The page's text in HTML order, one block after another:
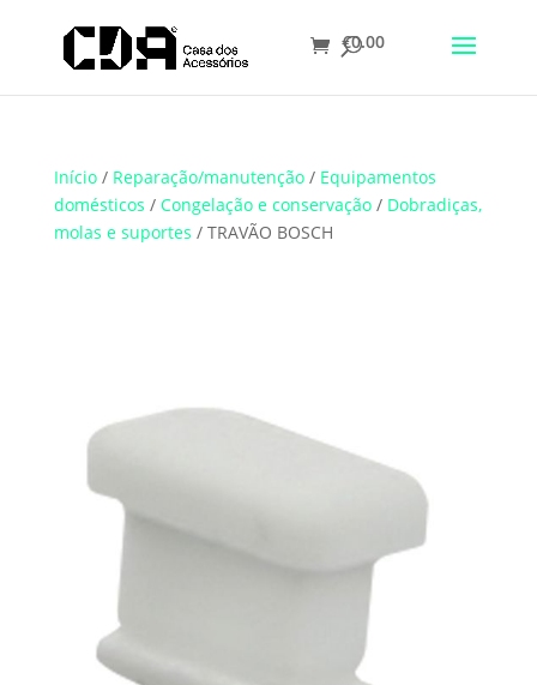
Translate
€0.00
Início/ Reparação/manutenção/ Equipamentos
domésticos / Congelação e conservação/ Dobradiças,
molas e suportes / TRAVÃO BOSCH